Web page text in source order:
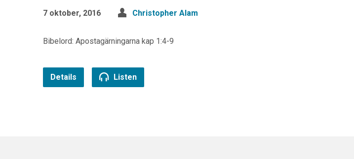
7 oktober, 2016 Christopher Alam
Bibelord: Apostagärningarna kap 1:4-9
Details Listen